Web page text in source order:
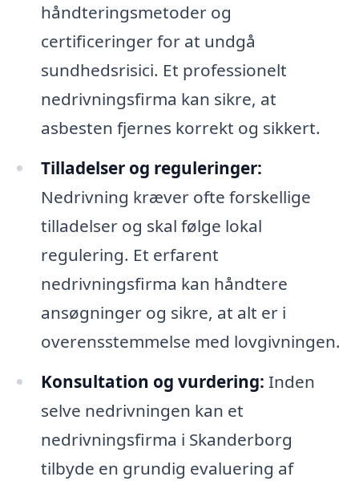
håndteringsmetoder og
certificeringer for at undgå
sundhedsrisici. Et professionelt
nedrivningsfirma kan sikre, at
asbesten fjernes korrekt og sikkert.
Tilladelser og reguleringer:
Nedrivning kræver ofte forskellige
tilladelser og skal følge lokal
regulering. Et erfarent
nedrivningsfirma kan håndtere
ansøgninger og sikre, at alt er i
overensstemmelse med lovgivningen.
Konsultation og vurdering: Inden
selve nedrivningen kan et
nedrivningsfirma i Skanderborg
tilbyde en grundig evaluering af